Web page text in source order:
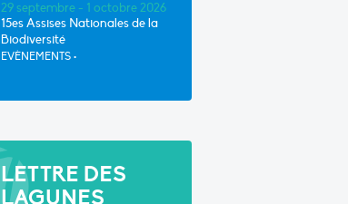
29 septembre - 1 octobre 2026
15es Assises Nationales de la
Biodiversité
EVÈNEMENTS •
LETTRE DES
LAGUNES